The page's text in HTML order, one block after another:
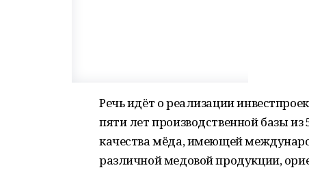
Речь идёт о реализации
пяти лет производственной базы
качества мёда, имеющей
различной медовой продукции,